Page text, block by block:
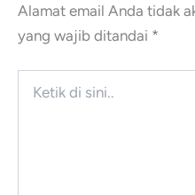
Alamat email Anda tidak
yang wajib ditandai *